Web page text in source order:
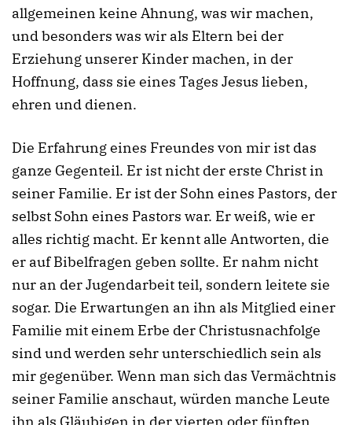
allgemeinen keine Ahnung, was wir machen,
und besonders was wir als Eltern bei der
Erziehung unserer Kinder machen, in der
Hoffnung, dass sie eines Tages Jesus lieben,
ehren und dienen.
Die Erfahrung eines Freundes von mir ist das
ganze Gegenteil. Er ist nicht der erste Christ in
seiner Familie. Er ist der Sohn eines Pastors, der
selbst Sohn eines Pastors war. Er weiß, wie er
alles richtig macht. Er kennt alle Antworten, die
er auf Bibelfragen geben sollte. Er nahm nicht
nur an der Jugendarbeit teil, sondern leitete sie
sogar. Die Erwartungen an ihn als Mitglied einer
Familie mit einem Erbe der Christusnachfolge
sind und werden sehr unterschiedlich sein als
mir gegenüber. Wenn man sich das Vermächtnis
seiner Familie anschaut, würden manche Leute